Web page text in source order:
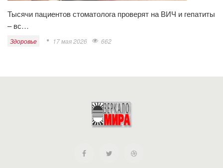
Тысячи пациентов стоматолога проверят на ВИЧ и гепатиты
– вс…
Здоровье 17 мая 2026 662